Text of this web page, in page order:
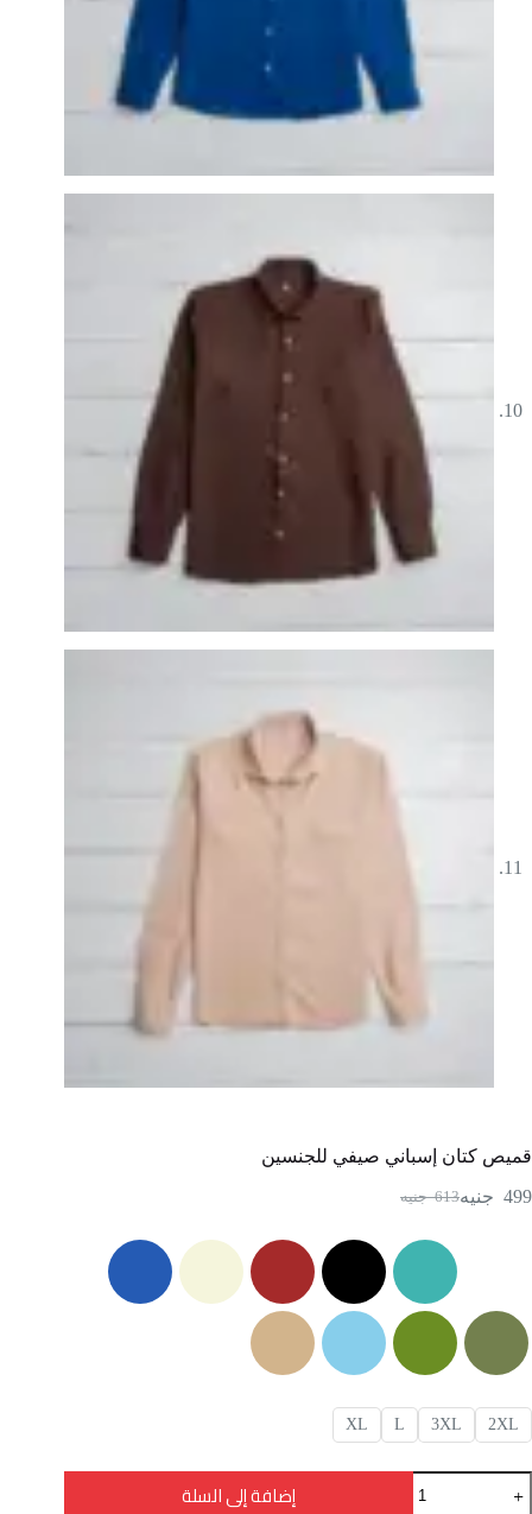
قميص كتان إسباني صيفي للجنسين
613 جنيه 499 جنيه
2XL
3XL
L
XL
إضافة إلى السلة